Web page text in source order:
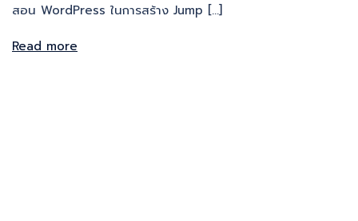
สอน WordPress ในการสร้าง Jump […]
Read more